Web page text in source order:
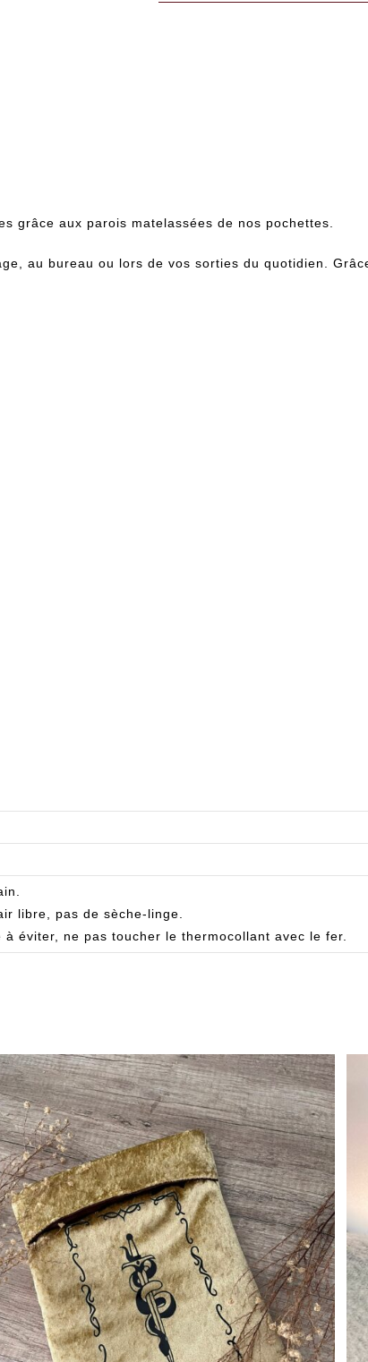
grâce aux parois matelassées de nos pochettes.
au bureau ou lors de vos sorties du quotidien.
libre, pas de sèche-linge.
à éviter, ne pas toucher le thermocollant avec le fer.